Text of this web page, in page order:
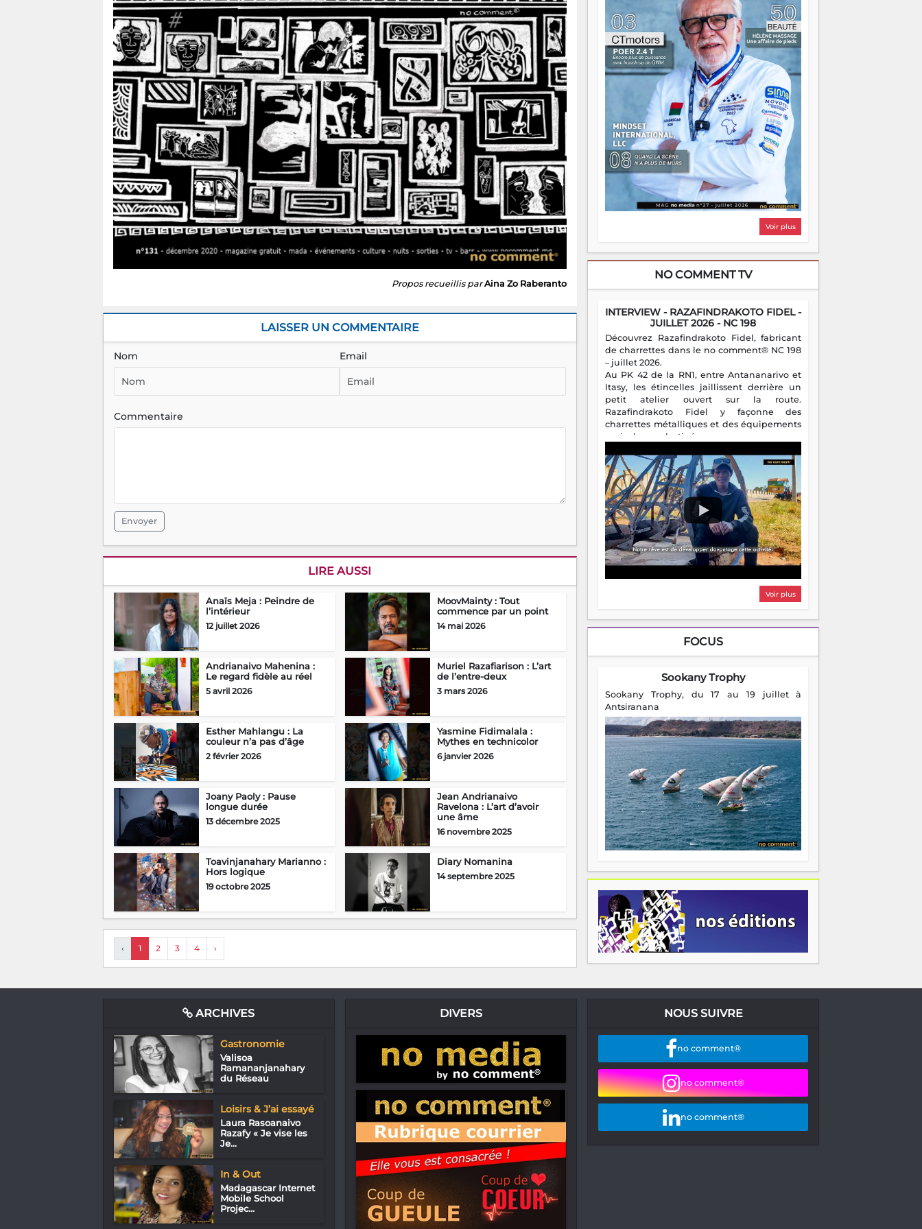
Propos recueillis par Aina Zo Raberanto
LAISSER UN COMMENTAIRE
Nom Email
Commentaire
Envoyer
LIRE AUSSI
Anaïs Meja : Peindre de
l’intérieur
12 juillet 2026
MoovMainty : Tout
commence par un point
14 mai 2026
Andrianaivo Mahenina :
Le regard fidèle au réel
5 avril 2026
Muriel Razafiarison : L’art
de l’entre-deux
3 mars 2026
Esther Mahlangu : La
couleur n’a pas d’âge
2 février 2026
Yasmine Fidimalala :
Mythes en technicolor
6 janvier 2026
Joany Paoly : Pause
longue durée
13 décembre 2025
Jean Andrianaivo
Ravelona : L’art d’avoir
une âme
16 novembre 2025
Toavinjanahary Marianno :
Hors logique
19 octobre 2025
Diary Nomanina
14 septembre 2025
‹ 1 2 3 4 ›
oui, on pourrait s'arrêter là, applaudir et
rentrer chez soi satisfait. Mais ce serait
passer à côté d'une chose essentielle. La
fougue, ça brûle fort — et parfois, ça brûle
vite. Une flamme sans direction peut
éclairer autant qu'elle peut consumer. C'est
là que les aînés entrent en scène — pas
pour reprendre le gouvernail, mais pour
montrer où sont les récifs. Les jeunes ont la
force, les vieux ont l'expérience, comme on
dit. Ce n'est pas un combat de générations
— c'est une question d'équipage. Partagez
vos réussites, mais aussi vos échecs. Surtout
vos échecs, d'ailleurs — ils enseignent
mieux que n'importe quel manuel. À
Madagascar, la barque avance. Il faut juste
s'assurer que tout le monde rame dans le
Voir plus
NO COMMENT TV
INTERVIEW - RAZAFINDRAKOTO FIDEL -
JUILLET 2026 - NC 198
Découvrez Razafindrakoto Fidel, fabricant
de charrettes dans le no comment® NC 198
– juillet 2026.
Au PK 42 de la RN1, entre Antananarivo et
Itasy, les étincelles jaillissent derrière un
petit atelier ouvert sur la route.
Razafindrakoto Fidel y façonne des
charrettes métalliques et des équipements
agricoles destinés aux campagnes
familial, il perpétue un métier discret mais
essentiel.
Voir plus
FOCUS
Sookany Trophy
Sookany Trophy, du 17 au 19 juillet à
Antsiranana
ARCHIVES
Gastronomie
Valisoa
Ramananjanahary
du Réseau
Loisirs & J’ai essayé
Laura Rasoanaivo
Razafy « Je vise les
Je...
In & Out
Madagascar Internet
Mobile School
Projec...
DIVERS NOUS SUIVRE
no comment®
no comment®
no comment®